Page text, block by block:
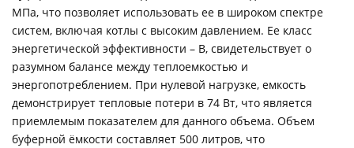
МПа, что позволяет использовать ее в широком спектре
систем, включая котлы с высоким давлением. Ее класс
энергетической эффективности – B, свидетельствует о
разумном балансе между теплоемкостью и
энергопотреблением. При нулевой нагрузке, емкость
демонстрирует тепловые потери в 74 Вт, что является
приемлемым показателем для данного объема. Объем
буферной ёмкости составляет 500 литров, что